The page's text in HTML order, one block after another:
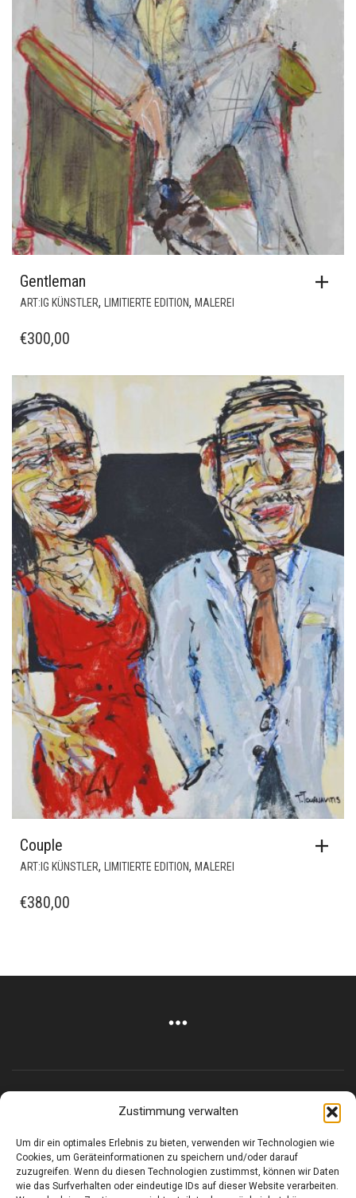
Zustimmung verwalten
Um dir ein optimales Erlebnis zu bieten, verwenden wir Technologien wie
Cookies, um Geräteinformationen zu speichern und/oder darauf
zuzugreifen. Wenn du diesen Technologien zustimmst, können wir Daten
wie das Surfverhalten oder eindeutige IDs auf dieser Website verarbeiten.
Gentleman
ART:IG KÜNSTLER, LIMITIERTE EDITION, MALEREI
€300,00
Couple
ART:IG KÜNSTLER, LIMITIERTE EDITION, MALEREI
€380,00
Corneliusstr. 19, München, 80469, Germany
Öffnungszeiten: Di. - FR. 11.00 –19.30 UHR · SA. 11.00 –18.00
UHR